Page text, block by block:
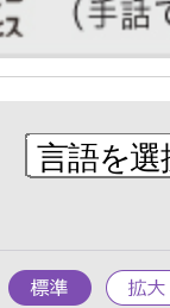
標
拡